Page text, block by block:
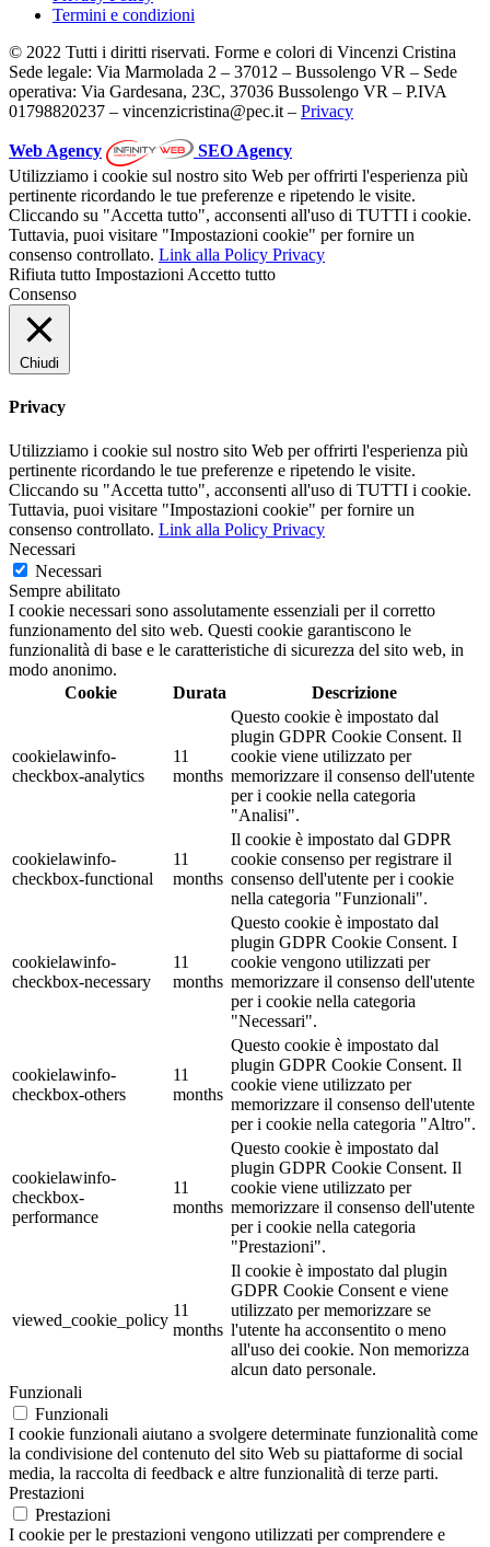
Termini e condizioni
© 2022 Tutti i diritti riservati. Forme e colori di Vincenzi Cristina
Sede legale: Via Marmolada 2 – 37012 – Bussolengo VR – Sede
operativa: Via Gardesana, 23C, 37036 Bussolengo VR – P.IVA
01798820237 – vincenzicristina@pec.it – Privacy
Web Agency
SEO Agency
Utilizziamo i cookie sul nostro sito Web per offrirti l'esperienza più
pertinente ricordando le tue preferenze e ripetendo le visite.
Cliccando su "Accetta tutto", acconsenti all'uso di TUTTI i cookie.
Tuttavia, puoi visitare "Impostazioni cookie" per fornire un
consenso controllato. Link alla Policy Privacy
Rifiuta tutto Impostazioni Accetto tutto
Consenso
Chiudi
Privacy
Utilizziamo i cookie sul nostro sito Web per offrirti l'esperienza più
pertinente ricordando le tue preferenze e ripetendo le visite.
Cliccando su "Accetta tutto", acconsenti all'uso di TUTTI i cookie.
Tuttavia, puoi visitare "Impostazioni cookie" per fornire un
consenso controllato. Link alla Policy Privacy
Necessari
Necessari
Sempre abilitato
I cookie necessari sono assolutamente essenziali per il corretto
funzionamento del sito web. Questi cookie garantiscono le
funzionalità di base e le caratteristiche di sicurezza del sito web, in
modo anonimo.
Cookie
Durata Descrizione
cookielawinfo-
checkbox-analytics
11
months
Questo cookie è impostato dal
plugin GDPR Cookie Consent. Il
cookie viene utilizzato per
memorizzare il consenso dell'utente
per i cookie nella categoria
"Analisi".
cookielawinfo-
checkbox-functional
11
months
Il cookie è impostato dal GDPR
cookie consenso per registrare il
consenso dell'utente per i cookie
nella categoria "Funzionali".
cookielawinfo-
checkbox-necessary
11
months
Questo cookie è impostato dal
plugin GDPR Cookie Consent. I
cookie vengono utilizzati per
memorizzare il consenso dell'utente
per i cookie nella categoria
"Necessari".
cookielawinfo-
checkbox-others
11
months
Questo cookie è impostato dal
plugin GDPR Cookie Consent. Il
cookie viene utilizzato per
memorizzare il consenso dell'utente
per i cookie nella categoria "Altro".
cookielawinfo-
checkbox-
performance
11
months
Questo cookie è impostato dal
plugin GDPR Cookie Consent. Il
cookie viene utilizzato per
memorizzare il consenso dell'utente
per i cookie nella categoria
"Prestazioni".
viewed_cookie_policy
11
months
Il cookie è impostato dal plugin
GDPR Cookie Consent e viene
utilizzato per memorizzare se
l'utente ha acconsentito o meno
all'uso dei cookie. Non memorizza
alcun dato personale.
Funzionali
Funzionali
I cookie funzionali aiutano a svolgere determinate funzionalità come
la condivisione del contenuto del sito Web su piattaforme di social
media, la raccolta di feedback e altre funzionalità di terze parti.
Prestazioni
Prestazioni
I cookie per le prestazioni vengono utilizzati per comprendere e